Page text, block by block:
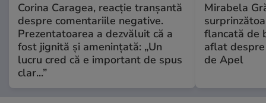
Corina Caragea, reacție tranșantă
despre comentariile negative.
Prezentatoarea a dezvăluit că a
fost jignită și amenințată: „Un
lucru cred că e important de spus
clar...”
Mirabela
flancată de
aflat
de Apel